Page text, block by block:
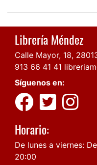
Librería Méndez
Calle Mayor, 18,
913 66 41 41
Síguenos en:
Horario:
De lunes a viernes:
20:00